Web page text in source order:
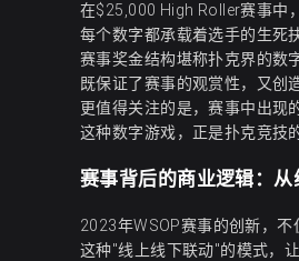
在$25,000 High Roller赛事中
每个数字都承载着选手的生死
赛事奖金结构堪称扑克界的数
既保证了赛事的观赏性，又创
更值得关注的是，赛事中出现
这种数字游戏，正是扑克竞技
赛事背后的商业逻辑：
2023年WSOP赛事的创新，
这种"线上线下联动"的模式，